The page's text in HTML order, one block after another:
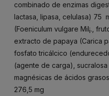
combinado de enzimas
lactasa, lipasa, celulasa) 75
(Foeniculum vulgare Mil¡.,
extracto de papaya (Carica
fosfato tricálcico
(agente de carga),
magnésicas de ácidos
276,5 mg